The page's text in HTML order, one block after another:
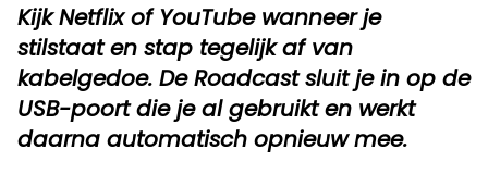
Kijk Netflix of YouTube wanneer je
stilstaat en stap tegelijk af van
kabelgedoe. De Roadcast sluit je in op de
USB-poort die je al gebruikt en werkt
daarna automatisch opnieuw mee.